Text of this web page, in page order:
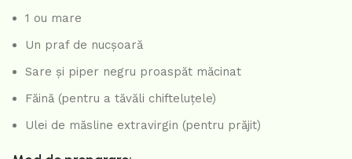
1 ou mare
Un praf de nucșoară
Sare și piper negru proaspăt măcinat
Făină (pentru a tăvăli chifteluțele)
Ulei de măsline extravirgin (pentru prăjit)